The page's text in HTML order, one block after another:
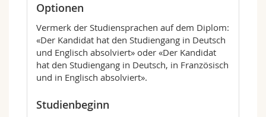
Mediennutzung und -wirkung; Persuasion
und digitale Mobilisierung; Digitaler
Journalismus und Content Creation
Research Competencies
Forschungsdesign, Datenerhebung,
Datenanalyse und Visualisierung
Project Management & Transfer
Projektmanagement, Leadership und
Strategien der Wissenschafts- und
Optionen
Vermerk der Studiensprachen auf dem Diplom:
«Der Kandidat hat den Studiengang in Deutsch
und Englisch absolviert» oder «Der Kandidat
hat den Studiengang in Deutsch, in Französisch
und in Englisch absolviert».
Studienbeginn